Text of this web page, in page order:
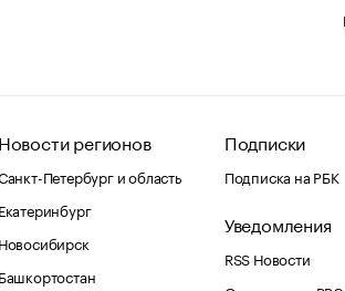
Новости регионов
Петербург и область
Екатеринбург
Новосибирск
Башкортостан
Подписки
Подписка на РБК
Уведомления
RSS Новости